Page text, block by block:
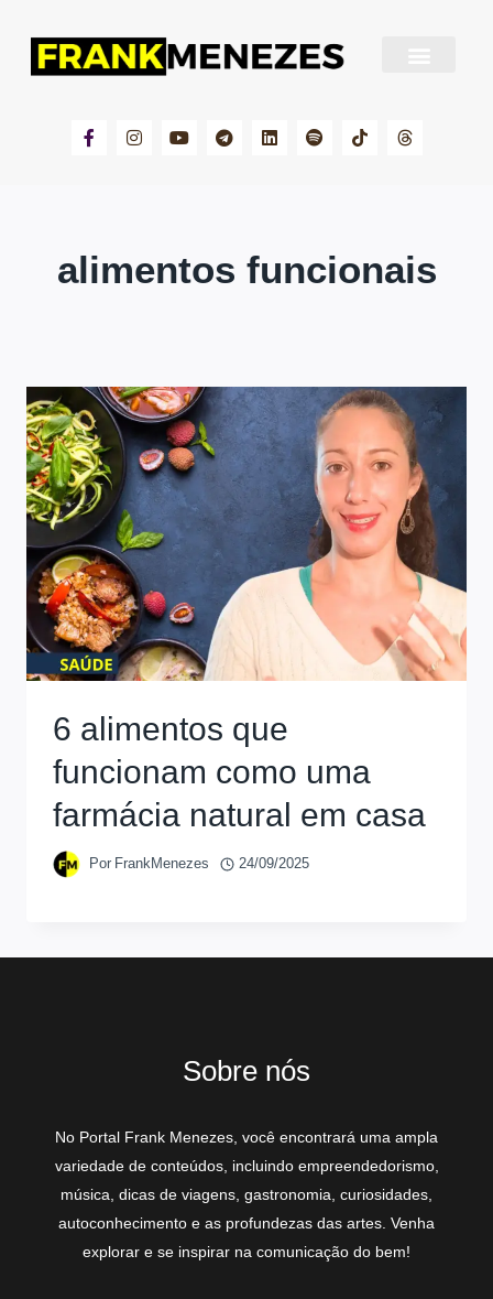
alimentos funcionais
6 alimentos que
funcionam como uma
farmácia natural em casa
Por FrankMenezes 24/09/2025
Sobre nós
No Portal Frank Menezes, você encontrará uma ampla
variedade de conteúdos, incluindo empreendedorismo,
música, dicas de viagens, gastronomia, curiosidades,
autoconhecimento e as profundezas das artes. Venha
explorar e se inspirar na comunicação do bem!